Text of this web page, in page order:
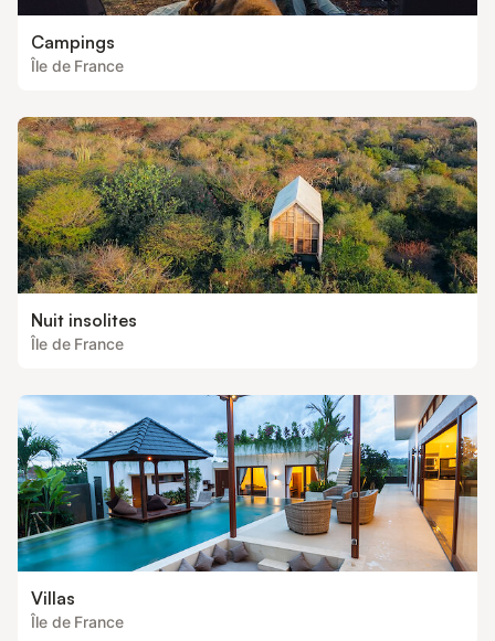
Campings
Île de France
Nuit insolites
Île de France
Villas
Île de France